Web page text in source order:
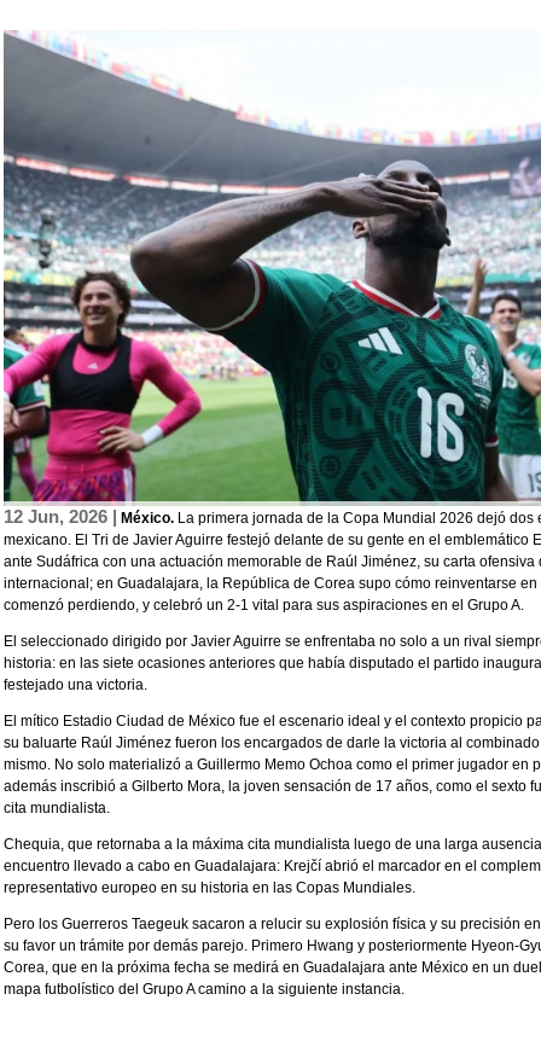
12 Jun, 2026 | México. La primera jornada de la Copa Mundial 2026 dejó
mexicano. El Tri de Javier Aguirre festejó delante de su gente en el emblemático
ante Sudáfrica con una actuación memorable de Raúl Jiménez, su carta
internacional; en Guadalajara, la República de Corea supo cómo reinventarse
comenzó perdiendo, y celebró un 2-1 vital para sus aspiraciones en el Grupo A.
El seleccionado dirigido por Javier Aguirre se enfrentaba no solo a un rival
historia: en las siete ocasiones anteriores que había disputado el partido
festejado una victoria.
El mítico Estadio Ciudad de México fue el escenario ideal y el contexto propicio
su baluarte Raúl Jiménez fueron los encargados de darle la victoria al
mismo. No solo materializó a Guillermo Memo Ochoa como el primer jugador en
además inscribió a Gilberto Mora, la joven sensación de 17 años, como el sexto
cita mundialista.
Chequia, que retornaba a la máxima cita mundialista luego de una larga
encuentro llevado a cabo en Guadalajara: Krejčí abrió el marcador en el
representativo europeo en su historia en las Copas Mundiales.
Pero los Guerreros Taegeuk sacaron a relucir su explosión física y su precisión
su favor un trámite por demás parejo. Primero Hwang y posteriormente Hyeon-
Corea, que en la próxima fecha se medirá en Guadalajara ante México en un
mapa futbolístico del Grupo A camino a la siguiente instancia.